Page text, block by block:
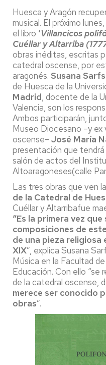
Huesca y Aragón
musical. El próximo
el libro ‘Villancicos
Cuéllar y Altarriba
obras inéditas, escritas
catedral oscense, por
aragonés. Susana
de Huesca de la
Madrid, docente de la
Valencia, son los
Ambos participarán,
Museo Diocesano –y
oscense– José María
presentación que tendrá
salón de actos del
Altoaragoneses(calle
Las tres obras que ven
de la Catedral de
Cuéllar y Altarribafue
“Es la primera vez
composiciones de
de una pieza religiosa
XIX”, explica Susana
Música en la Facultad
Educación. Con ello “se
de la catedral oscense,
merece ser conocido
obras”.